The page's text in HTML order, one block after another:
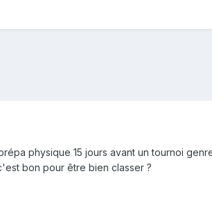
physique 15 jours avant un tournoi
bon pour être bien classer ?